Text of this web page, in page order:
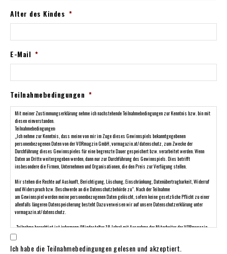
Alter des Kindes *
E-Mail *
Teilnahmebedingungen *
Mit meiner Zustimmungserklärung nehme ich nachstehende Teilnahmebedingungen zur Kenntnis bzw. bin mit
diesen einverstanden.
Teilnahmebedingungen:
„Ich nehme zur Kenntnis, dass meine von mir im Zuge dieses Gewinnspiels bekanntgegebenen
personenbezogenen Daten von der VORmagzin GmbH, vormagazin.at/datenschutz, zum Zwecke der
Durchführung dieses Gewinnspieles für eine begrenzte Dauer gespeichert bzw. verarbeitet werden. Wenn
Daten an Dritte weitergegeben werden, dann nur zur Durchführung des Gewinnspiels. Dies betrifft
insbesondere die Firmen, Unternehmen und Organisationen, die den Preis zur Verfügung stellen.
Mir stehen die Rechte auf Auskunft, Berichtigung, Löschung, Einschränkung, Datenübertragbarkeit, Widerruf
und Widerspruch bzw. Beschwerde an die Datenschutzbehörde zu“. Nach der Teilnahme
am Gewinnspiel werden meine personenbezogenen Daten gelöscht, sofern keine gesetzliche Pflicht zu einer
allenfalls längeren Datenspeicherung besteht Dazu verweisen wir auf unsere Datenschutzerklärung unter
vormagazin.at/datenschutz.
„Teilnahme berechtigt ist jedermann (Mindestalter 18 Jahre) mit Ausnahme der Mitarbeiter der VORmagazin
GmbH. Pro Teilnehmer ist nur eine Teilnahme möglich. Ein Schriftwechsel zum Gewinnspiel wird nicht geführt.
Die Gewinne können nicht in bar abgelöst werden und sind nicht übertragbar.
Ich habe die Teilnahmebedingungen gelesen und akzeptiert.